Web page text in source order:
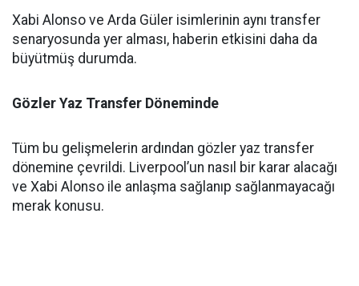
Xabi Alonso ve Arda Güler isimlerinin aynı transfer
senaryosunda yer alması, haberin etkisini daha da
büyütmüş durumda.
Gözler Yaz Transfer Döneminde
Tüm bu gelişmelerin ardından gözler yaz transfer
dönemine çevrildi. Liverpool’un nasıl bir karar alacağı
ve Xabi Alonso ile anlaşma sağlanıp sağlanmayacağı
merak konusu.